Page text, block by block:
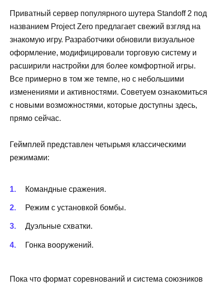
Приватный сервер популярного шутера Standoff 2 под
названием Project Zero предлагает свежий взгляд на
знакомую игру. Разработчики обновили визуальное
оформление, модифицировали торговую систему и
расширили настройки для более комфортной игры.
Все примерно в том же темпе, но с небольшими
изменениями и активностями. Советуем ознакомиться
с новыми возможностями, которые доступны здесь,
прямо сейчас.
Геймплей представлен четырьмя классическими
режимами:
Командные сражения.
Режим с установкой бомбы.
Дуэльные схватки.
Гонка вооружений.
Пока что формат соревнований и система союзников